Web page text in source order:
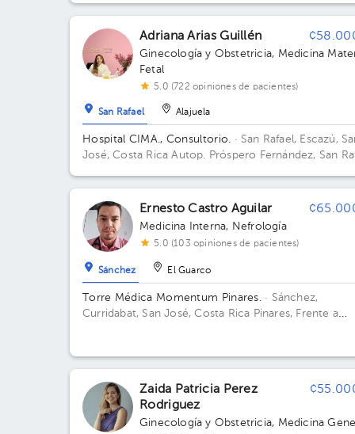
Adriana Arias Guillén
Ginecología y Obstetricia, Medicina
Fetal
5.0 (722 opiniones de pacientes)
San Rafael Alajuela
Hospital CIMA., Consultorio. · San Rafael, Escazú,
José, Costa RicaAutop. Próspero Fernández, San
1: CIMA. Piso 2. Consultorio 204.
Ernesto Castro Aguilar
Medicina Interna, Nefrología
5.0 (103 opiniones de pacientes)
Sánchez El Guarco
Torre Médica Momentum Pinares. · Sánchez,
Curridabat, San José, Costa Rica Pinares, Frente a
Zaida Patricia Perez
Rodriguez
Ginecología y Obstetricia, Medicina